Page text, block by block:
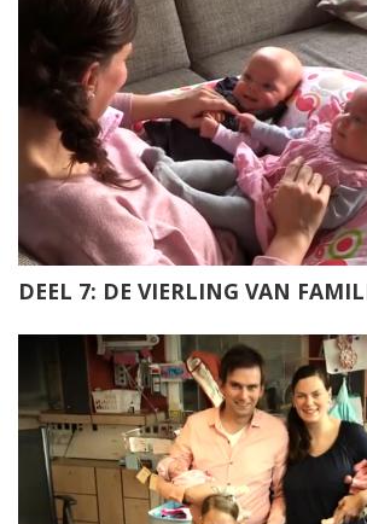
DEEL 7: DE VIERLING VAN